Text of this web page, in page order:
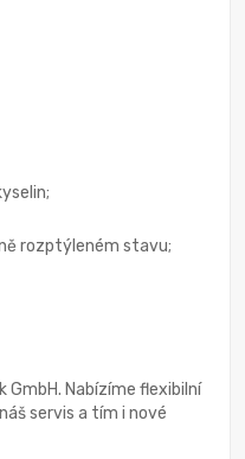
rozptýleném stavu;
GmbH. Nabízíme flexibilní
servis a tím i nové